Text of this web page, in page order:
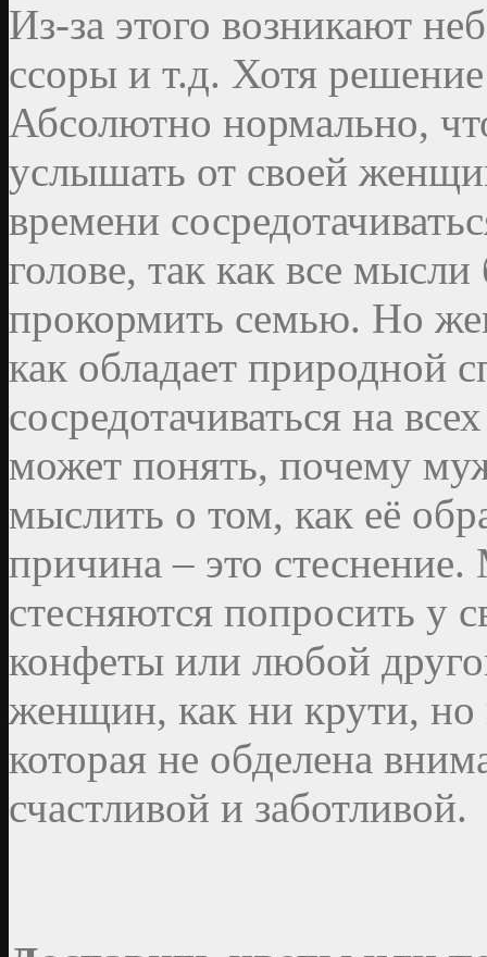
Из-за этого возникают
ссоры и т.д. Хотя
Абсолютно нормально,
услышать от своей
времени
голове, так как все
прокормить семью. Но
как обладает природной
сосредотачиваться на
может понять, почему
мыслить о том, как её
причина – это
стесняются попросить у
конфеты или любой
женщин, как ни крути,
которая не обделена
счастливой и заботливой.